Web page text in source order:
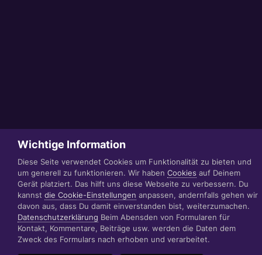
Wichtige Information
Diese Seite verwendet Cookies um Funktionalität zu bieten und
um generell zu funktionieren. Wir haben Cookies auf Deinem
Gerät platziert. Das hilft uns diese Webseite zu verbessern. Du
kannst die Cookie-Einstellungen anpassen, andernfalls gehen wir
davon aus, dass Du damit einverstanden bist, weiterzumachen.
Datenschutzerklärung Beim Abensden von Formularen für
Kontakt, Kommentare, Beiträge usw. werden die Daten dem
Zweck des Formulars nach erhoben und verarbeitet.